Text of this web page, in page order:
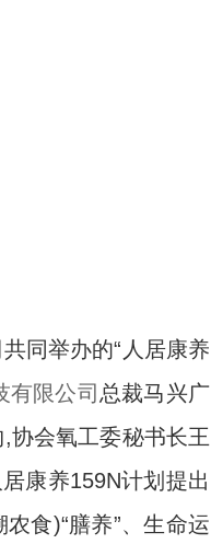
共同举办的“人居康养
有限公司 总裁马兴广
协会氧工委秘书长王
康养159N计划提出
食)“膳养”、生命运